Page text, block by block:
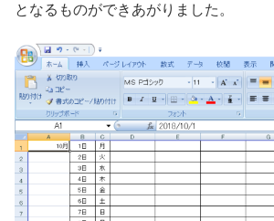
となるものができあがりました。